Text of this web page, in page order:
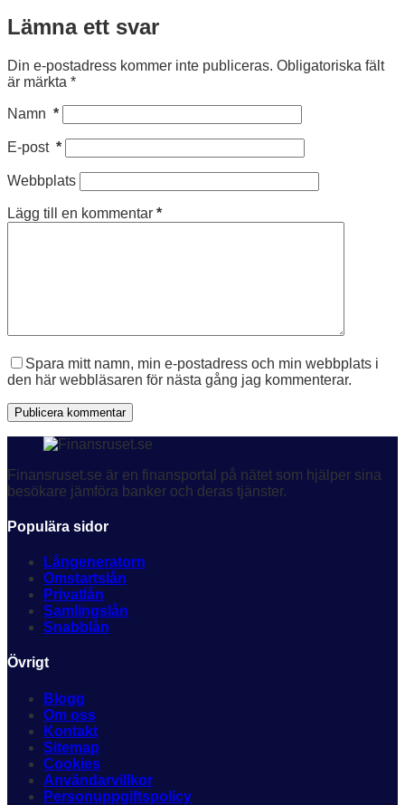
Lämna ett svar
Din e-postadress kommer inte publiceras. Obligatoriska fält
är märkta *
Namn *
E-post *
Webbplats
Lägg till en kommentar *
Spara mitt namn, min e-postadress och min webbplats i
den här webbläsaren för nästa gång jag kommenterar.
Publicera kommentar
Finansruset.se är en finansportal på nätet som hjälper sina
besökare jämföra banker och deras tjänster.
Populära sidor
Långeneratorn
Omstartslån
Privatlån
Samlingslån
Snabblån
Övrigt
Blogg
Om oss
Kontakt
Sitemap
Cookies
Användarvillkor
Personuppgiftspolicy